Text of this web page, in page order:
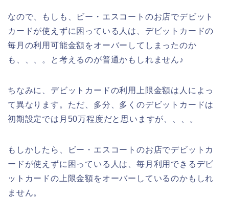
なので、もしも、ビー・エスコートのお店でデビット
カードが使えずに困っている人は、デビットカードの
毎月の利用可能金額をオーバーしてしまったのか
も、、、。と考えるのが普通かもしれません♪
ちなみに、デビットカードの利用上限金額は人によっ
て異なります。ただ、多分、多くのデビットカードは
初期設定では月50万程度だと思いますが、、、。
もしかしたら、ビー・エスコートのお店でデビットカ
ードが使えずに困っている人は、毎月利用できるデビ
ットカードの上限金額をオーバーしているのかもしれ
ません。